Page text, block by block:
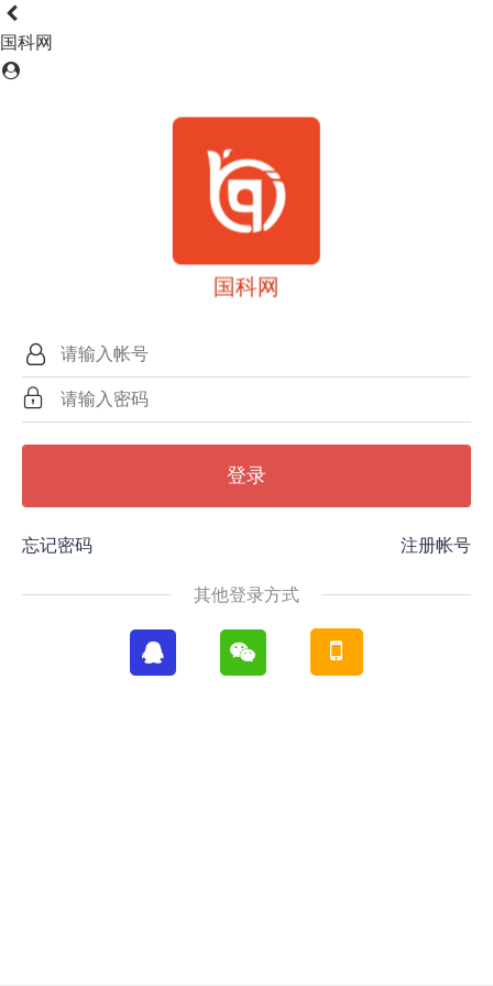
国科网
国科网
登录
忘记密码 注册帐号
其他登录方式